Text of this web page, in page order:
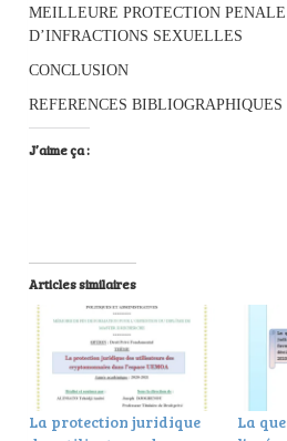
MEILLEURE PROTECTION
D’INFRACTIONS SEXUELLES
CONCLUSION
REFERENCES BIBLIOGRAPHIQUES
J’aime ça :
Articles similaires
La protection juridique
La